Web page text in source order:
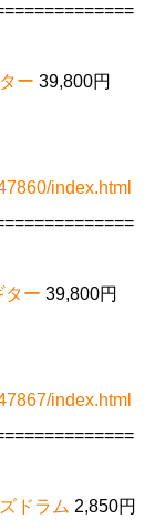
ー 39,800円
index.html
ター 39,800円
index.html
ドラム 2,850円